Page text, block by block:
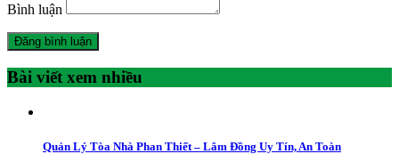
Bình luận
Bài viết xem nhiều
Quản Lý Tòa Nhà Phan Thiết – Lâm Đồng Uy Tín, An Toàn